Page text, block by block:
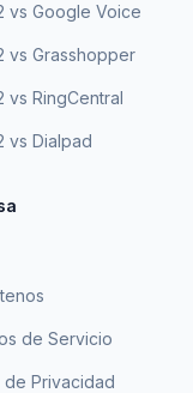
vs Google Voice
vs Grasshopper
vs RingCentral
vs Dialpad
de Servicio
de Privacidad